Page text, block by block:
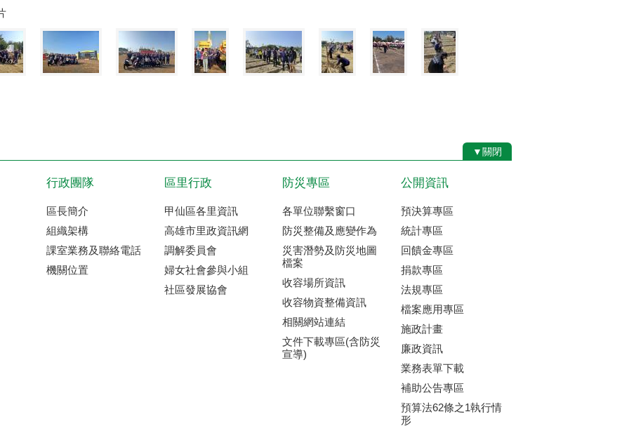
▼關閉
行政團隊
區長簡介
組織架構
課室業務及聯絡電話
機關位置
區里行政
甲仙區各里資訊
高雄市里政資訊網
調解委員會
婦女社會參與小組
社區發展協會
防災專區
各單位聯繫窗口
防災整備及應變作為
災害潛勢及防災地圖
檔案
收容場所資訊
收容物資整備資訊
相關網站連結
文件下載專區(含防災
宣導)
公開資訊
預決算專區
統計專區
回饋金專區
捐款專區
法規專區
檔案應用專區
施政計畫
廉政資訊
業務表單下載
補助公告專區
預算法62條之1執行情
形